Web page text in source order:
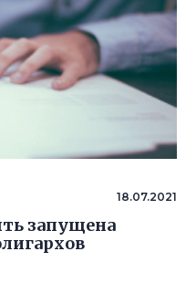
18.07.2021
запущена